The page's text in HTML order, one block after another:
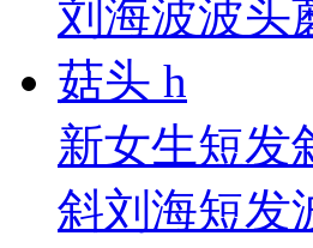
新女生短发
斜刘海短发